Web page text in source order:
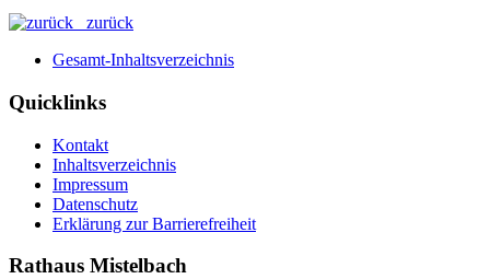
zurück
Gesamt-Inhaltsverzeichnis
Quicklinks
Kontakt
Inhaltsverzeichnis
Impressum
Datenschutz
Erklärung zur Barrierefreiheit
Rathaus Mistelbach